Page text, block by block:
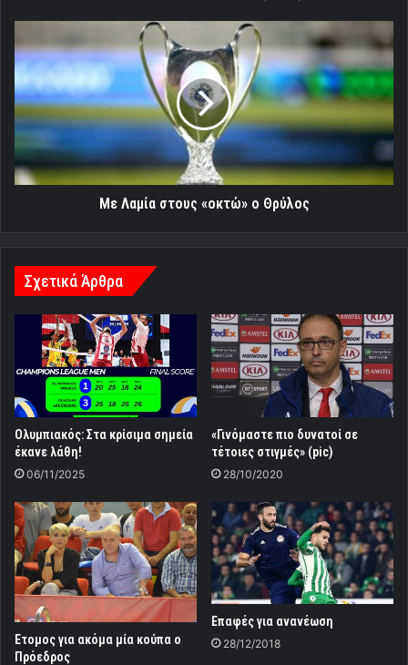
Λαμία
στους
«οκτώ»
ο
Θρύλος
Με Λαμία στους «οκτώ» ο Θρύλος
Σχετικά Άρθρα
Ολυμπιακός: Στα κρίσιμα σημεία
έκανε λάθη!
06/11/2025
«Γινόμαστε πιο δυνατοί σε
τέτοιες στιγμές» (pic)
28/10/2020
Ετομος για ακόμα μία κούπα ο
Πρόεδρος
Επαφές για ανανέωση
28/12/2018